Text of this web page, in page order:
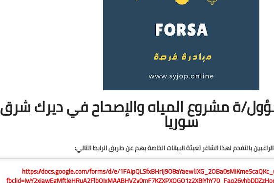
ة مشروع المياه والإصحاح في ديرك شرق
سوريا
بالتقدم لهذا الشاغر تعبئة البيانات الخاصة بهم عن طريق الرابط التالي:
https://docs.google.com/forms/d/e/